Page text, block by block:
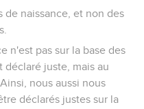
de naissance, et non des
n'est pas sur la base des
juste, mais au
nous aussi nous
déclarés justes sur la